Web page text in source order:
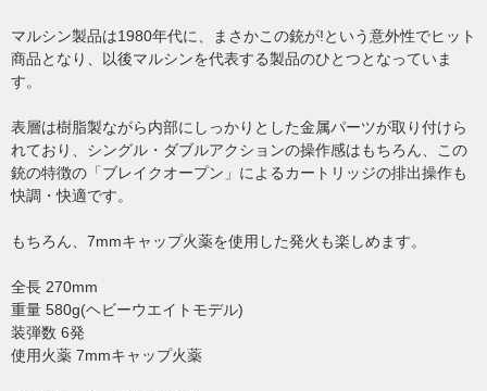
マルシン製品は1980年代に、まさかこの銃が!という意外性でヒット
商品となり、以後マルシンを代表する製品のひとつとなっていま
す。
表層は樹脂製ながら内部にしっかりとした金属パーツが取り付けら
れており、シングル・ダブルアクションの操作感はもちろん、この
銃の特徴の「ブレイクオープン」によるカートリッジの排出操作も
快調・快適です。
もちろん、7mmキャップ火薬を使用した発火も楽しめます。
全長 270mm
重量 580g(ヘビーウエイトモデル)
装弾数 6発
使用火薬 7mmキャップ火薬